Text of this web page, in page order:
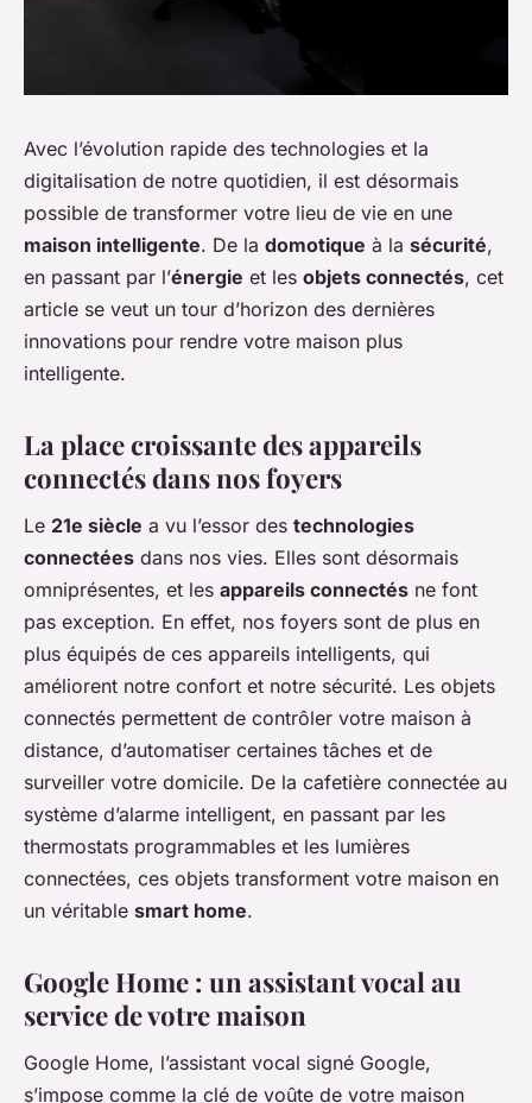
Avec l’évolution rapide des technologies et la
digitalisation de notre quotidien, il est désormais
possible de transformer votre lieu de vie en une
maison intelligente. De la domotique à la sécurité,
en passant par l’énergie et les objets connectés, cet
article se veut un tour d’horizon des dernières
innovations pour rendre votre maison plus
intelligente.
La place croissante des appareils
connectés dans nos foyers
Le 21e siècle a vu l’essor des technologies
connectées dans nos vies. Elles sont désormais
omniprésentes, et les appareils connectés ne font
pas exception. En effet, nos foyers sont de plus en
plus équipés de ces appareils intelligents, qui
améliorent notre confort et notre sécurité. Les objets
connectés permettent de contrôler votre maison à
distance, d’automatiser certaines tâches et de
surveiller votre domicile. De la cafetière connectée au
système d’alarme intelligent, en passant par les
thermostats programmables et les lumières
connectées, ces objets transforment votre maison en
un véritable smart home.
Google Home : un assistant vocal au
service de votre maison
Google Home, l’assistant vocal signé Google,
s’impose comme la clé de voûte de votre maison